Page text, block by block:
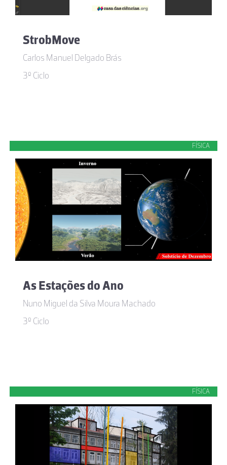
StrobMove
Carlos Manuel Delgado Brás
3º Ciclo
FÍSICA
As Estações do Ano
Nuno Miguel da Silva Moura Machado
3º Ciclo
FÍSICA